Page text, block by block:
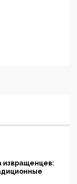
извращенцев: